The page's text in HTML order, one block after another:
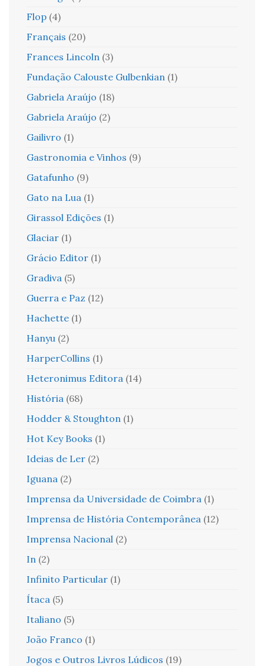
Flop (4)
Français (20)
Frances Lincoln (3)
Fundação Calouste Gulbenkian (1)
Gabriela Araújo (18)
Gabriela Araújo (2)
Gailivro (1)
Gastronomia e Vinhos (9)
Gatafunho (9)
Gato na Lua (1)
Girassol Edições (1)
Glaciar (1)
Grácio Editor (1)
Gradiva (5)
Guerra e Paz (12)
Hachette (1)
Hanyu (2)
HarperCollins (1)
Heteronimus Editora (14)
História (68)
Hodder & Stoughton (1)
Hot Key Books (1)
Ideias de Ler (2)
Iguana (2)
Imprensa da Universidade de Coimbra (1)
Imprensa de História Contemporânea (12)
Imprensa Nacional (2)
In (2)
Infinito Particular (1)
Ítaca (5)
Italiano (5)
João Franco (1)
Jogos e Outros Livros Lúdicos (19)